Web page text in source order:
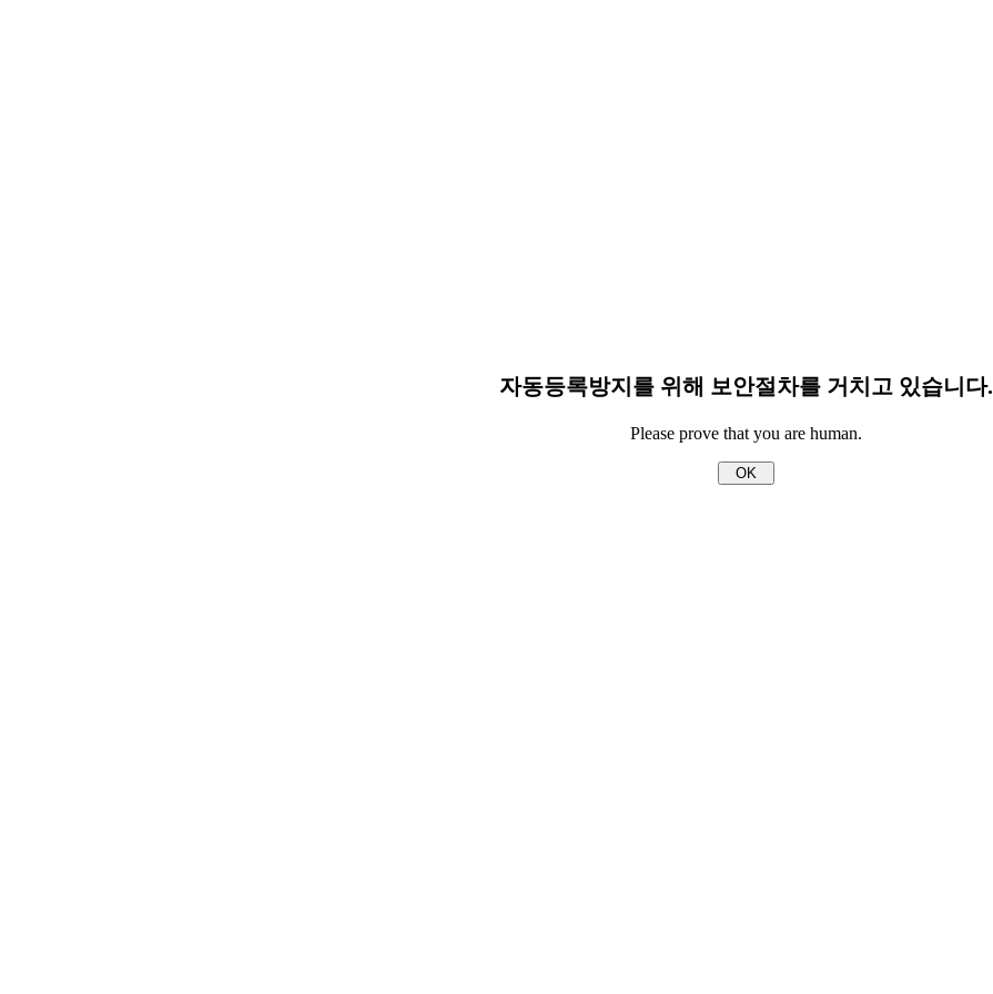
자동등록방지를 위해 보안절차를 거치고 있습니다.
Please prove that you are human.